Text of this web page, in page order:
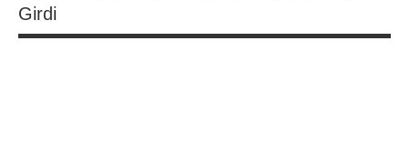
Girdi